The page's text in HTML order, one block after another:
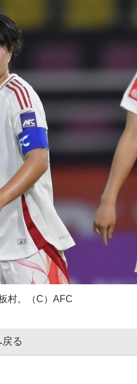
村。（C）AFC
る